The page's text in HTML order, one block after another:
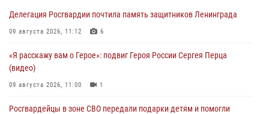
Делегация Росгвардии почтила память защитников Ленинграда
09 августа 2026, 11:12 6
«Я расскажу вам о Герое»: подвиг Героя России Сергея Перца
(видео)
09 августа 2026, 11:00 1
Росгвардейцы в зоне СВО передали подарки детям и помогли